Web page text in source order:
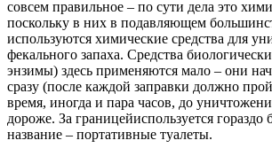
совсем правильное – по сути дела это
поскольку в них в подавляющем
используются химические средства для
фекального запаха. Средства
энзимы) здесь применяются мало – они
сразу (после каждой заправки должно
время, иногда и пара часов, до
дороже. За границейиспользуется гораздо
название – портативные туалеты.